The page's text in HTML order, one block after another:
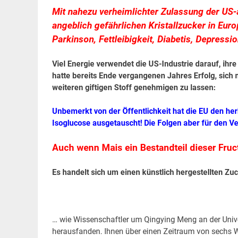
Mit nahezu verheimlichter Zulassung der
angeblich gefährlichen Kristallzucker in
Parkinson, Fettleibigkeit, Diabetis,
Viel Energie verwendet die US-Industrie darauf,
hatte bereits Ende vergangenen Jahres Erfolg,
weiteren giftigen Stoff genehmigen zu lassen:
Unbemerkt von der Öffentlichkeit hat die EU den
Isoglucose ausgetauscht! Die Folgen aber für den
Auch wenn Mais ein Bestandteil dieser
Es handelt sich um einen künstlich hergestellten
… wie Wissenschaftler um Qingying Meng an der
herausfanden. Ihnen über einen Zeitraum von sechs